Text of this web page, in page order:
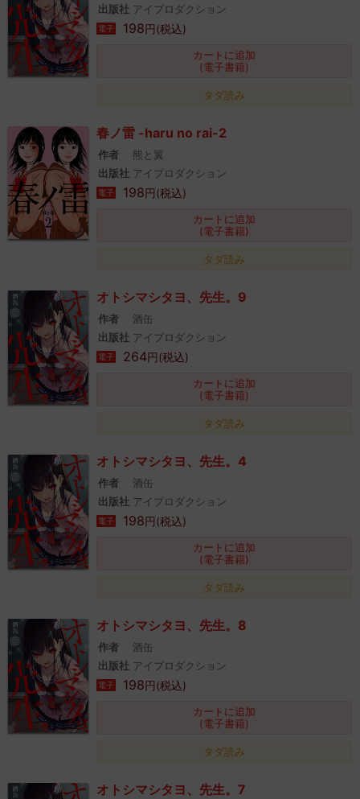
出版社 アイプロダクション
電子 198円(税込)
カートに追加
(電子書籍)
タダ読み
春ノ雷 -haru no rai-2
作者
熊と翼
出版社 アイプロダクション
電子 198円(税込)
カートに追加
(電子書籍)
タダ読み
オトシマシタヨ、先生。9
作者
酒缶
出版社 アイプロダクション
電子 264円(税込)
カートに追加
(電子書籍)
タダ読み
オトシマシタヨ、先生。4
作者
酒缶
出版社 アイプロダクション
電子 198円(税込)
カートに追加
(電子書籍)
タダ読み
オトシマシタヨ、先生。8
作者
酒缶
出版社 アイプロダクション
電子 198円(税込)
カートに追加
(電子書籍)
タダ読み
オトシマシタヨ、先生。7